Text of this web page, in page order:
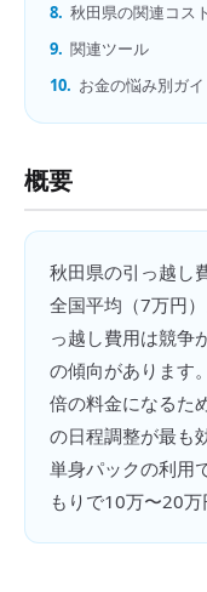
8. 秋田県の関連コスト
9. 関連ツール
10. お金の悩み別ガ
概要
秋田県の引っ越し
全国平均（7万円
っ越し費用は競争
の傾向があります
倍の料金になるた
の日程調整が最も
単身パックの利用
もりで10万〜20万